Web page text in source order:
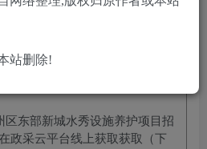
区东部新城水秀设施养护项目 招
政采云平台线上获取获取（下
站删除!